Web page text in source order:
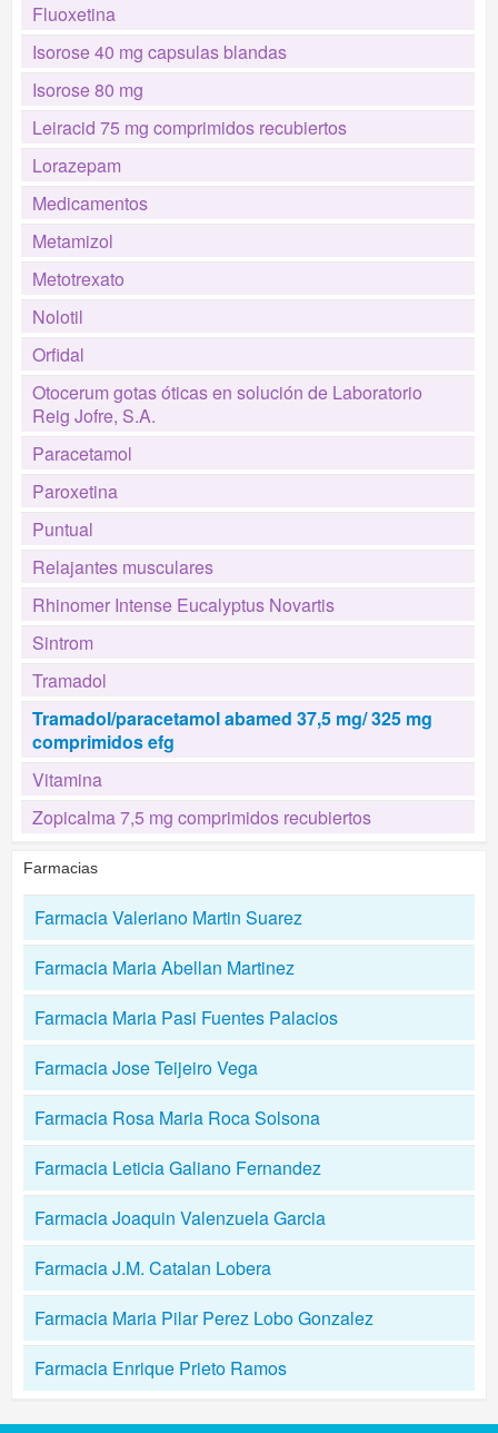
Fluoxetina
Isorose 40 mg capsulas blandas
Isorose 80 mg
Leiracid 75 mg comprimidos recubiertos
Lorazepam
Medicamentos
Metamizol
Metotrexato
Nolotil
Orfidal
Otocerum gotas óticas en solución de Laboratorio
Reig Jofre, S.A.
Paracetamol
Paroxetina
Puntual
Relajantes musculares
Rhinomer Intense Eucalyptus Novartis
Sintrom
Tramadol
Tramadol/paracetamol abamed 37,5 mg/ 325 mg
comprimidos efg
Vitamina
Zopicalma 7,5 mg comprimidos recubiertos
Farmacias
Farmacia Valeriano Martin Suarez
Farmacia Maria Abellan Martinez
Farmacia Maria Pasi Fuentes Palacios
Farmacia Jose Teijeiro Vega
Farmacia Rosa Maria Roca Solsona
Farmacia Leticia Galiano Fernandez
Farmacia Joaquin Valenzuela Garcia
Farmacia J.M. Catalan Lobera
Farmacia Maria Pilar Perez Lobo Gonzalez
Farmacia Enrique Prieto Ramos